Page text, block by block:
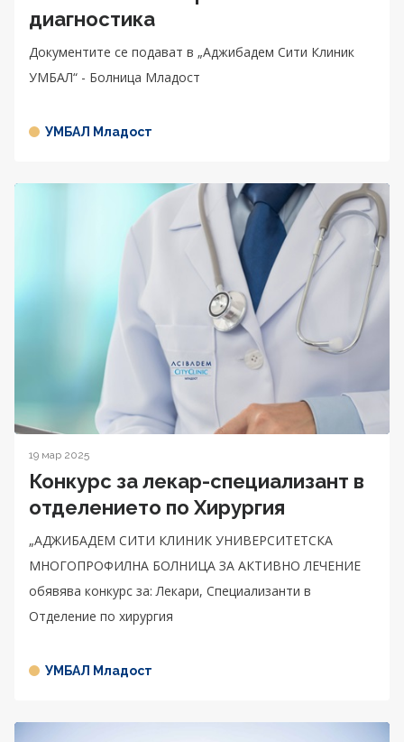
диагностика
Документите се подават в „Аджибадем Сити Клиник
УМБАЛ“ - Болница Младост
УМБАЛ Младост
19 мар 2025
Конкурс за лекар-специализант в
отделението по Хирургия
„АДЖИБАДЕМ СИТИ КЛИНИК УНИВЕРСИТЕТСКА
МНОГОПРОФИЛНА БОЛНИЦА ЗА АКТИВНО ЛЕЧЕНИЕ
обявява конкурс за: Лекари, Специализанти в
Отделение по хирургия
УМБАЛ Младост